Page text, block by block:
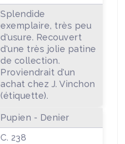
Splendide
exemplaire, très peu
d'usure. Recouvert
d'une très jolie patine
de collection.
Proviendrait d'un
achat chez J. Vinchon
(étiquette).
Pupien - Denier
C. 238